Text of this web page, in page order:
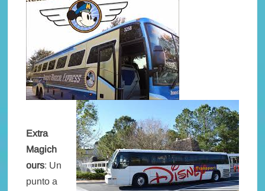
Extra
Magich
ours: Un
punto a